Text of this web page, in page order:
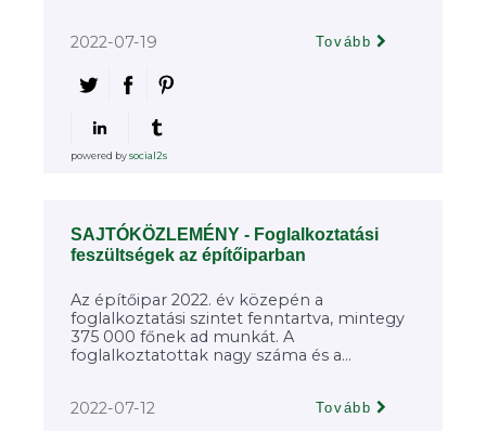
2022-07-19 Tovább
powered bysocial2s
SAJTÓKÖZLEMÉNY - Foglalkoztatási
feszültségek az építőiparban
Az építőipar 2022. év közepén a
foglalkoztatási szintet fenntartva, mintegy
375 000 főnek ad munkát. A
foglalkoztatottak nagy száma és a...
2022-07-12 Tovább